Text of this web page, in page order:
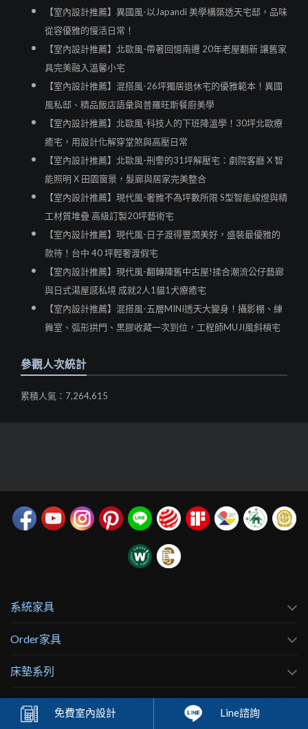
免費室內設計 Line諮詢
【室內設計推薦】異國風-以Japandi 美學構築透天宅邸，品味
從容優雅的慢活日常！
【室內設計推薦】北歐風-帶著回憶南遷 20年老屋翻新 讓舊家
具完美融入溫馨小宅
【室內設計推薦】混搭風-26坪獨居退休宅的優雅範本！異國
風私邸、精品飯店語彙與普羅旺斯餐廚美學
【室內設計推薦】北歐風-科技人的下班降溫學！30坪北歐療
癒宅，用設計化解穿堂煞與高壓日常
【室內設計推薦】北歐風-刑警的31坪解壓宅：劇院客廳 X 智
能照明 X 田園窗景，髮廊與居家完美整合
【室內設計推薦】現代風-奢雅不為坪數所限 S型智能線燈與精
工材質堆疊 高級訂製20坪藝術宅
【室內設計推薦】現代風-日子渡得豐潤美好，盛裝最優雅的
款待！台中 40 坪輕奢渡假宅
【室內設計推薦】現代風-翻轉陳舊中古屋!揉合潮流公仔藝廊
與日式湯屋感私境 成就2人1貓1犬療癒宅
【室內設計推薦】混搭風-五層MINI透天大變身！攝影棚、練
舞室、弧形拱門、黑膠收藏一次到位，工程師MUJI風斜槓宅
參觀人次統計
累積人氣：7,264,615
系統家具
Order家具
床墊系列
直營門市